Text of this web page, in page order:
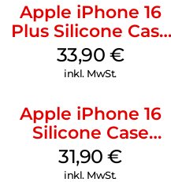
Apple iPhone 16
Plus Silicone Case
MagSafe Lake
Green
33,90 €
inkl. MwSt.
Apple iPhone 16
Silicone Case
MagSafe Fuchsia
31,90€
inkl. MwSt.